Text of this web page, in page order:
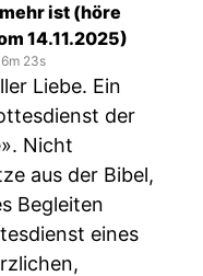
ist (höre
14.11.2025)
23s
Liebe. Ein
der
Nicht
aus der Bibel,
Begleiten
eines